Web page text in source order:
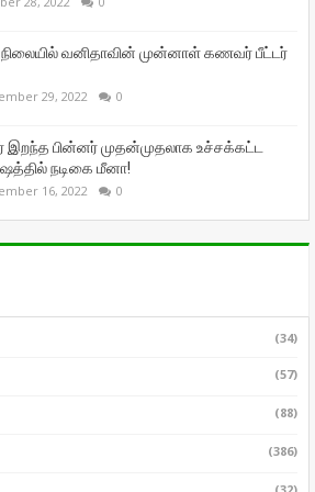
நிலையில் வனிதாவின் முன்னாள் கணவர் பீட்டர்
29, 2022 0
பின்னர் முதன்முதலாக உச்சக்கட்ட
நடிகை மீனா!
16, 2022 0
(34)
(57)
(88)
(386)
(32)